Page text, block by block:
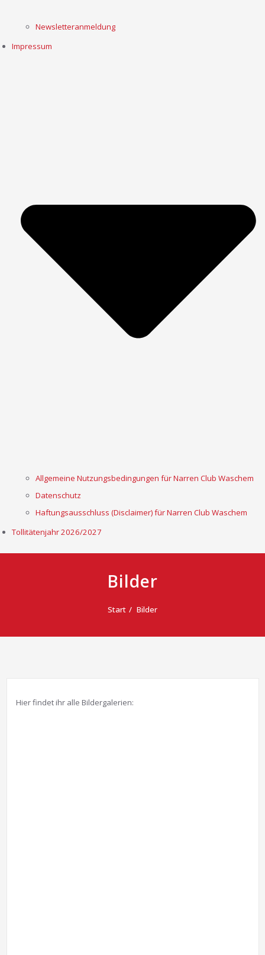
Newsletteranmeldung
Impressum
Allgemeine Nutzungsbedingungen für Narren Club Waschem
Datenschutz
Haftungsausschluss (Disclaimer) für Narren Club Waschem
Tollitätenjahr 2026/2027
Bilder
Start Bilder
Hier findet ihr alle Bildergalerien: